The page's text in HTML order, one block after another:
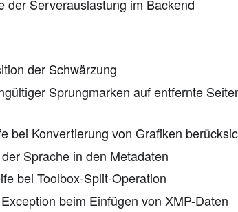
der Serverauslastung im Backend
der Schwärzung
Sprungmarken auf entfernte
bei Konvertierung von Grafiken
Sprache in den Metadaten
bei Toolbox-Split-Operation
beim Einfügen von XMP-Daten